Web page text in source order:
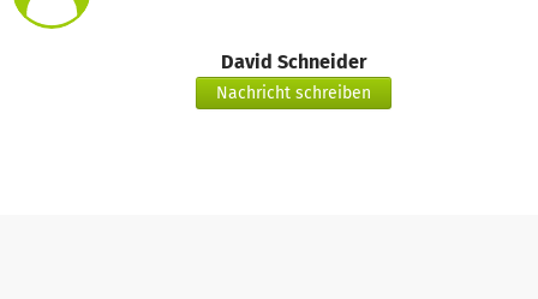
David Schneider
Nachricht schreiben